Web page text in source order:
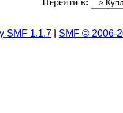
Перейти в:
SMF 1.1.7 SMF © 2006-